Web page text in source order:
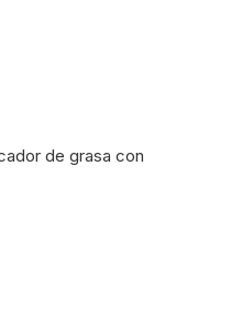
de grasa con